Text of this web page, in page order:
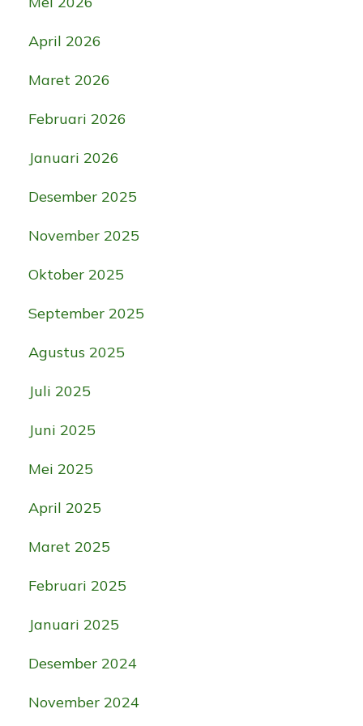
April 2026
Maret 2026
Februari 2026
Januari 2026
Desember 2025
November 2025
Oktober 2025
September 2025
Agustus 2025
Juli 2025
Juni 2025
Mei 2025
April 2025
Maret 2025
Februari 2025
Januari 2025
Desember 2024
November 2024